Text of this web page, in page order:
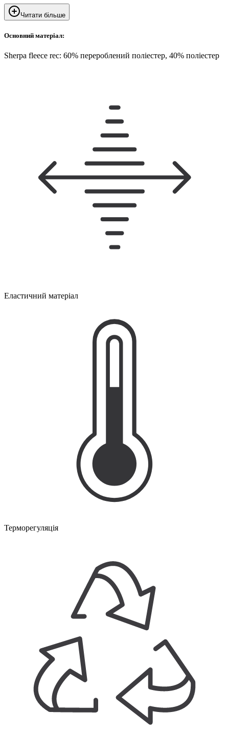
Читати більше
Основний матеріал:
Sherpa fleece rec: 60% перероблений поліестер, 40% поліестер
Еластичний матеріал
Терморегуляція